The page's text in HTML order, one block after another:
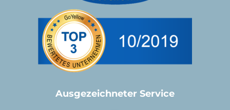
Ausgezeichneter Service